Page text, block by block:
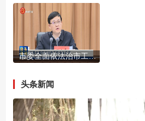
市委全面依法治市工作会议召开
头条新闻